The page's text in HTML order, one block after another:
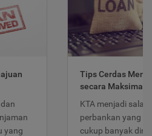
yang
Tips Cerdas
secara Maksimal
KTA menjadi
perbankan yang
cukup banyak